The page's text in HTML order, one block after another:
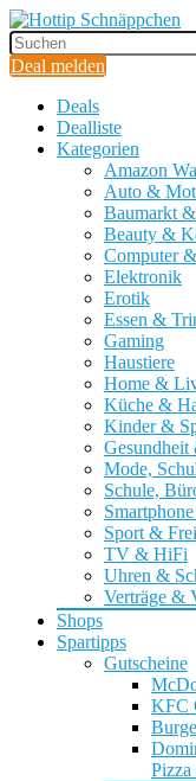
Deal melden
Deals
Dealliste
Kategorien
Amazon
Auto &
Baumarkt
Beauty &
Computer
Elektronik
Erotik
Essen &
Gaming
Haustiere
Home &
Küche &
Kinder &
Mode,
Schule,
Sport &
TV & HiFi
Uhren &
Verträge &
Shops
Spartipps
Gutscheine
KFC
Pizza